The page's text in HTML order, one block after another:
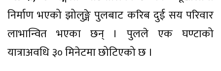
निर्माण भएको झोलुङ्गे पुलबाट करिब दुई सय परिवार
लाभान्वित भएका छन् । पुलले एक घण्टाको
यात्राअवधि ३० मिनेटमा छोटिएको छ ।